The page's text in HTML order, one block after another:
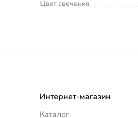
Цвет свечения
Интернет-магазин
Каталог